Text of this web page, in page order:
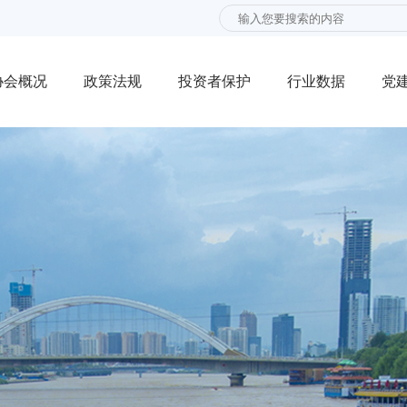
会概况 政策法规 投资者保护 行业数据 党